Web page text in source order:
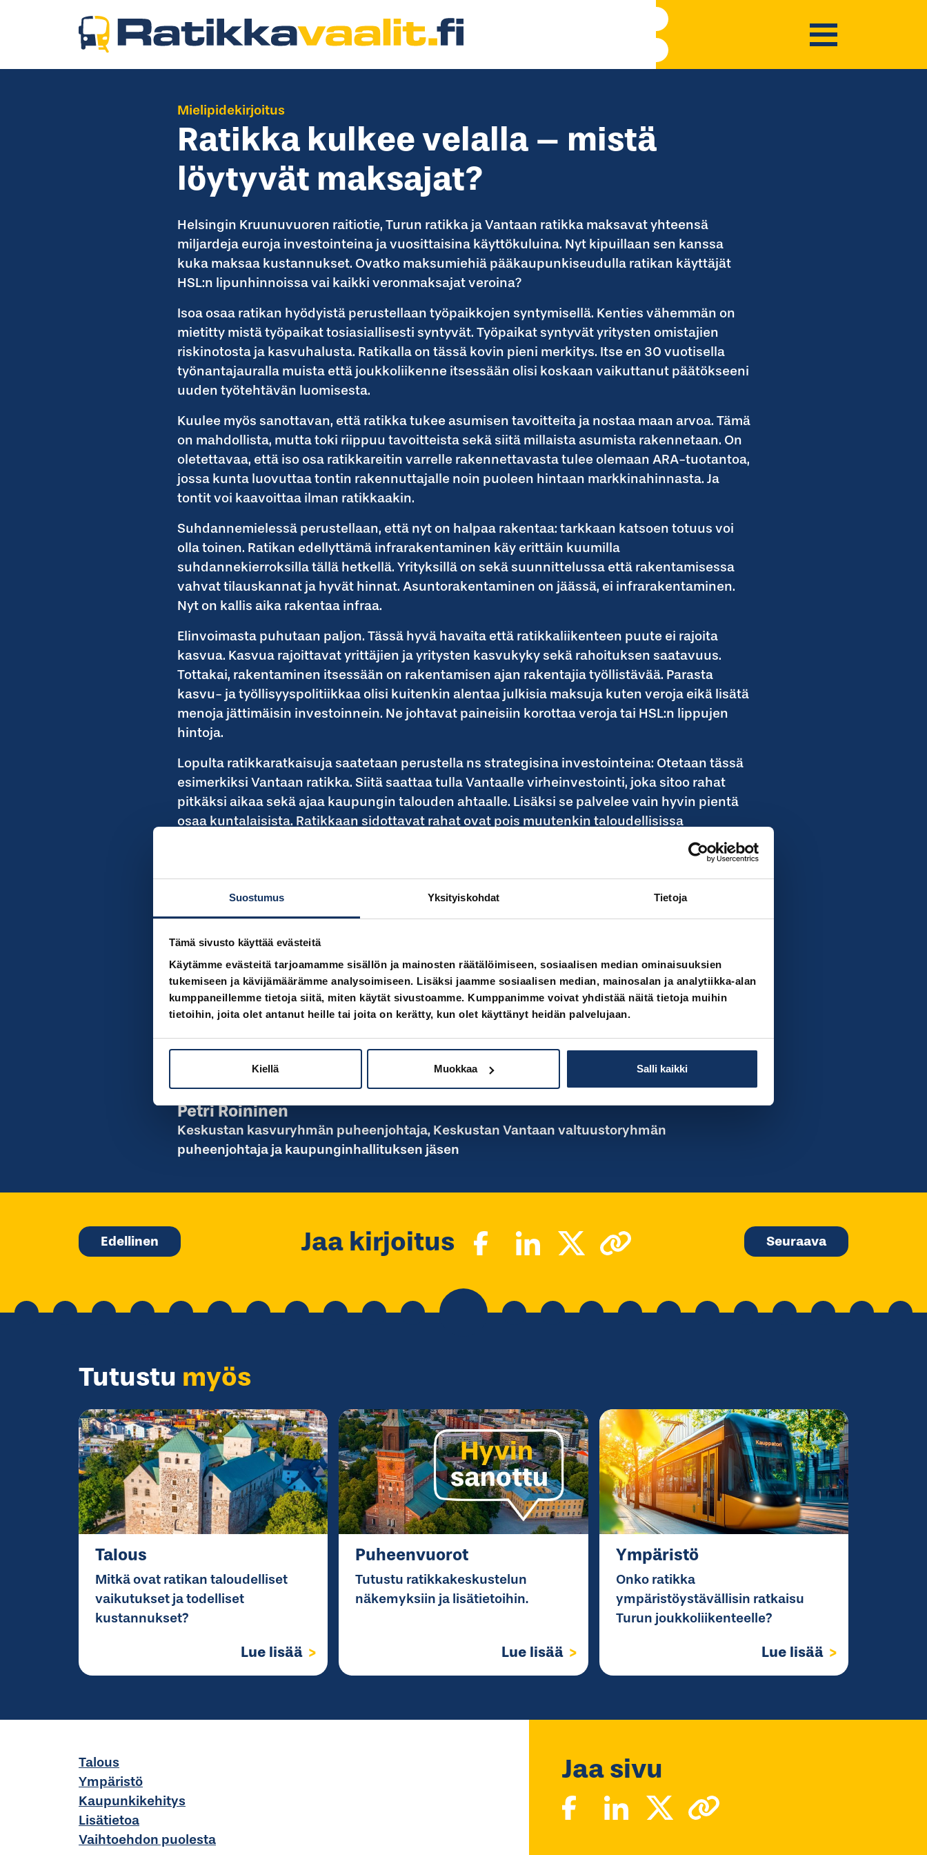
Suostumus Yksityiskohdat Tietoja
Tämä sivusto käyttää evästeitä
Käytämme evästeitä tarjoamamme sisällön ja mainosten räätälöimiseen, sosiaalisen median ominaisuuksien
tukemiseen ja kävijämäärämme analysoimiseen. Lisäksi jaamme sosiaalisen median, mainosalan ja analytiikka-alan
kumppaneillemme tietoja siitä, miten käytät sivustoamme. Kumppanimme voivat yhdistää näitä tietoja muihin
tietoihin, joita olet antanut heille tai joita on kerätty, kun olet käyttänyt heidän palvelujaan.
Kiellä Muokkaa Salli kaikki
Mielipidekirjoitus
Ratikka kulkee velalla – mistä
löytyvät maksajat?
Helsingin Kruunuvuoren raitiotie, Turun ratikka ja Vantaan ratikka maksavat yhteensä
miljardeja euroja investointeina ja vuosittaisina käyttökuluina. Nyt kipuillaan sen kanssa
kuka maksaa kustannukset. Ovatko maksumiehiä pääkaupunkiseudulla ratikan käyttäjät
HSL:n lipunhinnoissa vai kaikki veronmaksajat veroina?
Isoa osaa ratikan hyödyistä perustellaan työpaikkojen syntymisellä. Kenties vähemmän on
mietitty mistä työpaikat tosiasiallisesti syntyvät. Työpaikat syntyvät yritysten omistajien
riskinotosta ja kasvuhalusta. Ratikalla on tässä kovin pieni merkitys. Itse en 30 vuotisella
työnantajauralla muista että joukkoliikenne itsessään olisi koskaan vaikuttanut päätökseeni
uuden työtehtävän luomisesta.
Kuulee myös sanottavan, että ratikka tukee asumisen tavoitteita ja nostaa maan arvoa. Tämä
on mahdollista, mutta toki riippuu tavoitteista sekä siitä millaista asumista rakennetaan. On
oletettavaa, että iso osa ratikkareitin varrelle rakennettavasta tulee olemaan ARA-tuotantoa,
jossa kunta luovuttaa tontin rakennuttajalle noin puoleen hintaan markkinahinnasta. Ja
tontit voi kaavoittaa ilman ratikkaakin.
Suhdannemielessä perustellaan, että nyt on halpaa rakentaa: tarkkaan katsoen totuus voi
olla toinen. Ratikan edellyttämä infrarakentaminen käy erittäin kuumilla
suhdannekierroksilla tällä hetkellä. Yrityksillä on sekä suunnittelussa että rakentamisessa
vahvat tilauskannat ja hyvät hinnat. Asuntorakentaminen on jäässä, ei infrarakentaminen.
Nyt on kallis aika rakentaa infraa.
Elinvoimasta puhutaan paljon. Tässä hyvä havaita että ratikkaliikenteen puute ei rajoita
kasvua. Kasvua rajoittavat yrittäjien ja yritysten kasvukyky sekä rahoituksen saatavuus.
Tottakai, rakentaminen itsessään on rakentamisen ajan rakentajia työllistävää. Parasta
kasvu- ja työllisyyspolitiikkaa olisi kuitenkin alentaa julkisia maksuja kuten veroja eikä lisätä
menoja jättimäisin investoinnein. Ne johtavat paineisiin korottaa veroja tai HSL:n lippujen
hintoja.
Lopulta ratikkaratkaisuja saatetaan perustella ns strategisina investointeina: Otetaan tässä
esimerkiksi Vantaan ratikka. Siitä saattaa tulla Vantaalle virheinvestointi, joka sitoo rahat
pitkäksi aikaa sekä ajaa kaupungin talouden ahtaalle. Lisäksi se palvelee vain hyvin pientä
osaa kuntalaisista. Ratikkaan sidottavat rahat ovat pois muutenkin taloudellisissa
vaikeuksissa olevan kaupungin muista menotarpeista kuten kouluista, turvallisuudesta,
katuverkon kunnosta ja ihmisten palveluista. Ratikasta voikin tulla juuri se investointi, joka
estää muiden strategisten pyrkimysten toteuttamisen.
ennakkokäsitystä vaikutuksia tai sitä kuka investoinnin ja käytön lopulta maksaa.
Verovaroilla tehtävistä investoinneista päätettäessä olisi ennakkoon tiedettävä kuka
maksaa ja kuinka paljon. Nyt ratikat kulkevat julkisella velalla. Maksumiehiä ja -naisia
etsitään jälkikäteen.
Vantaalla 8.9.2025
Kirjoittajat
Petri Roininen
Keskustan kasvuryhmän puheenjohtaja, Keskustan Vantaan valtuustoryhmän
puheenjohtaja ja kaupunginhallituksen jäsen
Edellinen Jaa kirjoitus Seuraava
Tutustu myös
Talous
Mitkä ovat ratikan taloudelliset
vaikutukset ja todelliset
kustannukset?
Lue lisää
Puheenvuorot
Tutustu ratikkakeskustelun
näkemyksiin ja lisätietoihin.
Lue lisää
Ympäristö
Onko ratikka
ympäristöystävällisin ratkaisu
Turun joukkoliikenteelle?
Lue lisää
Talous
Ympäristö
Kaupunkikehitys
Lisätietoa
Vaihtoehdon puolesta
Jaa sivu